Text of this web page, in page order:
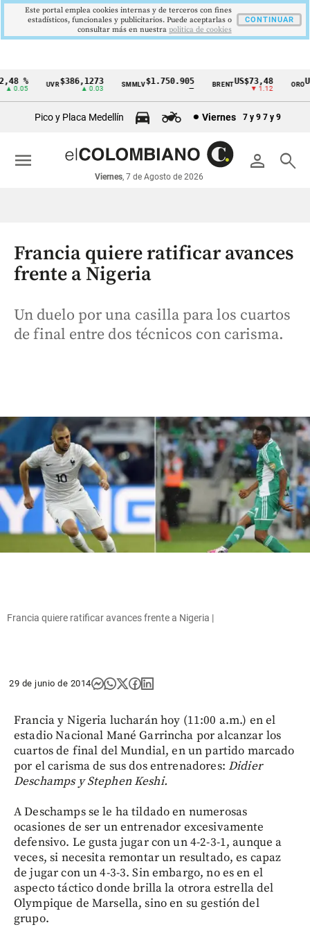
Cintillo
económicos
Colombia
%
0.05
UVR$386,1273
▲ 0.03
SMMLV$1.750.905 BRENTUS$73,48
▼ 1.12
ORO
Pico y Placa Medellín Viernes 7 y 9 7 y 9
person search
Viernes, 7 de Agosto de 2026
menu
Francia quiere ratificar avances
frente a Nigeria
Un duelo por una casilla para los cuartos
de final entre dos técnicos con carisma.
Francia quiere ratificar avances frente a Nigeria |
29 de junio de 2014
Francia y Nigeria lucharán hoy (11:00 a.m.) en el
estadio Nacional Mané Garrincha por alcanzar los
cuartos de final del Mundial, en un partido marcado
por el carisma de sus dos entrenadores: Didier
Deschamps y Stephen Keshi.
A Deschamps se le ha tildado en numerosas
ocasiones de ser un entrenador excesivamente
defensivo. Le gusta jugar con un 4-2-3-1, aunque a
veces, si necesita remontar un resultado, es capaz
de jugar con un 4-3-3. Sin embargo, no es en el
aspecto táctico donde brilla la otrora estrella del
Olympique de Marsella, sino en su gestión del
grupo.
Este portal emplea cookies internas y de terceros con fines
estadísticos, funcionales y publicitarios. Puede aceptarlas o
consultar más en nuestra politica de cookies
CONTINUAR